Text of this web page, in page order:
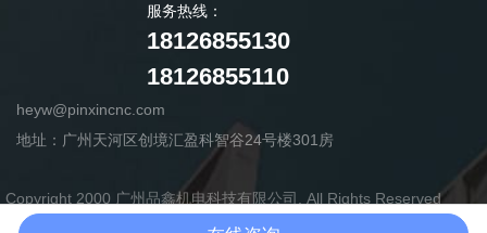
服务热线：
18126855130
18126855110
heyw@pinxincnc.com
地址：广州天河区创境汇盈科智谷24号楼301房
Copyright 2000 广州品鑫机电科技有限公司, All Rights Reserved
粤ICP备19106189号-1